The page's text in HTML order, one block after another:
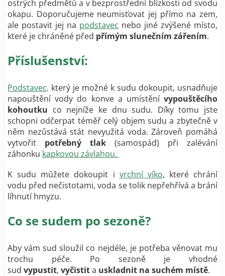
ostrých předmětů a v bezprostřední blízkosti od svodu
okapu. Doporučujeme neumisťovat jej přímo na zem,
ale postavit jej na podstavec nebo jiné zvýšené místo,
které je chráněné před přímým slunečním zářením.
Příslušenství:
Podstavec, který je možné k sudu dokoupit, usnadňuje
napouštění vody do konve a umístění vypouštěcího
kohoutku co nejníže ke dnu sudu. Díky tomu jste
schopni odčerpat téměř celý objem sudu a zbytečně v
něm nezůstává stát nevyužitá voda. Zároveň pomáhá
vytvořit potřebný tlak (samospád) při zalévání
záhonku kapkovou závlahou.
K sudu můžete dokoupit i vrchní víko, které chrání
vodu před nečistotami, voda se tolik nepřehřívá a brání
líhnutí hmyzu.
Co se sudem po sezoně?
Aby vám sud sloužil co nejdéle, je potřeba věnovat mu
trochu péče. Po sezoně je vhodné
sud vypustit, vyčistita uskladnit na suchém místě.